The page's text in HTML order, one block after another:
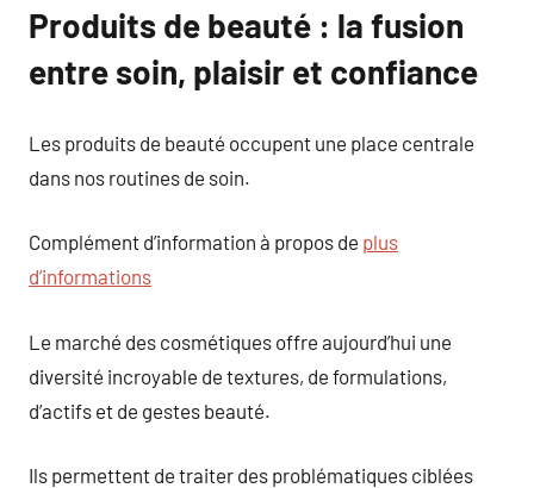
Produits de beauté : la fusion
entre soin, plaisir et confiance
Les produits de beauté occupent une place centrale
dans nos routines de soin.
Complément d’information à propos de plus
d’informations
Le marché des cosmétiques offre aujourd’hui une
diversité incroyable de textures, de formulations,
d’actifs et de gestes beauté.
Ils permettent de traiter des problématiques ciblées